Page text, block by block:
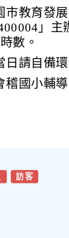
市教育發
」
數。
請自備環
稽國小輔
訪客